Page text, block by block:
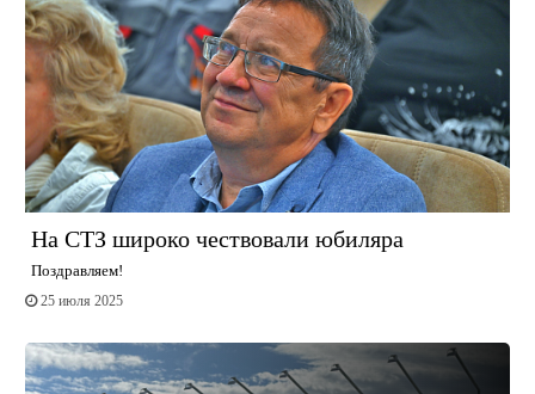
На СТЗ широко чествовали юбиляра
Поздравляем!
25 июля 2025